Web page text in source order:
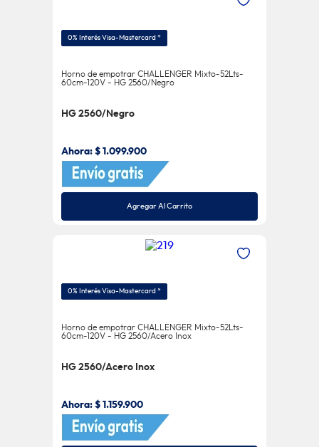
0% Interés Visa-Mastercard *
Horno de empotrar CHALLENGER Mixto-52Lts-
60cm-120V - HG 2560/Negro
HG 2560/Negro
Ahora: $ 1.099.900
Agregar Al Carrito
0% Interés Visa-Mastercard *
Horno de empotrar CHALLENGER Mixto-52Lts-
60cm-120V - HG 2560/Acero Inox
HG 2560/Acero Inox
Ahora: $ 1.159.900